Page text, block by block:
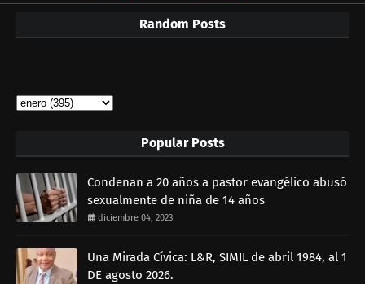
Random Posts
Popular Posts
Condenan a 20 años a pastor evangélico abusó
sexualmente de niña de 14 años
diciembre 04, 2023
Una Mirada Cívica: L&R, SIMIL de abril 1984, al 1
DE agosto 2026.